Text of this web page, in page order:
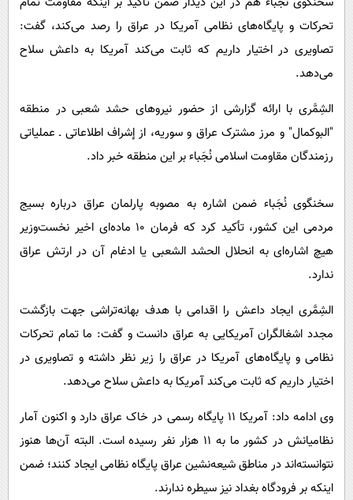
تحرکات و پایگاه‌های نظامی آمریکا در عراق را رصد می‌کند، گفت:
تصاویری در اختیار داریم که ثابت می‌کند آمریکا به داعش سلاح
می‌دهد.
الشِمَّری با ارائه گزارشی از حضور نیروهای حشد شعبی در منطقه
"البوکمال" و مرز مشترک عراق و سوریه، از إشراف اطلاعاتی ـ عملیاتی
رزمندگان مقاومت اسلامی نُجَباء بر این منطقه خبر داد.
سخنگوی نُجَباء ضمن اشاره به مصوبه پارلمان عراق درباره بسیج
مردمی این کشور، تأکید کرد که فرمان 10 ماده‌ای اخیر نخست‌وزیر
هیچ اشاره‌ای به انحلال الحشد الشعبی یا ادغام آن در ارتش عراق
ندارد.
الشِمَّری ایجاد داعش را اقدامی با هدف بهانه‌تراشی جهت بازگشت
مجدد اشغالگران آمریکایی به عراق دانست و گفت: ما تمام تحرکات
نظامی و پایگاه‌های آمریکا در عراق را زیر نظر داشته و تصاویری در
اختیار داریم که ثابت می‌کند آمریکا به داعش سلاح می‌دهد.
وی ادامه داد: آمریکا 11 پایگاه رسمی در خاک عراق دارد و اکنون آمار
نظامیانش در کشور ما به 11 هزار نفر رسیده است. البته آن‌ها هنوز
نتوانسته‌اند در مناطق شیعه‌نشین عراق پایگاه نظامی ایجاد کنند؛ ضمن
اینکه بر فرودگاه بغداد نیز سیطره ندارند.